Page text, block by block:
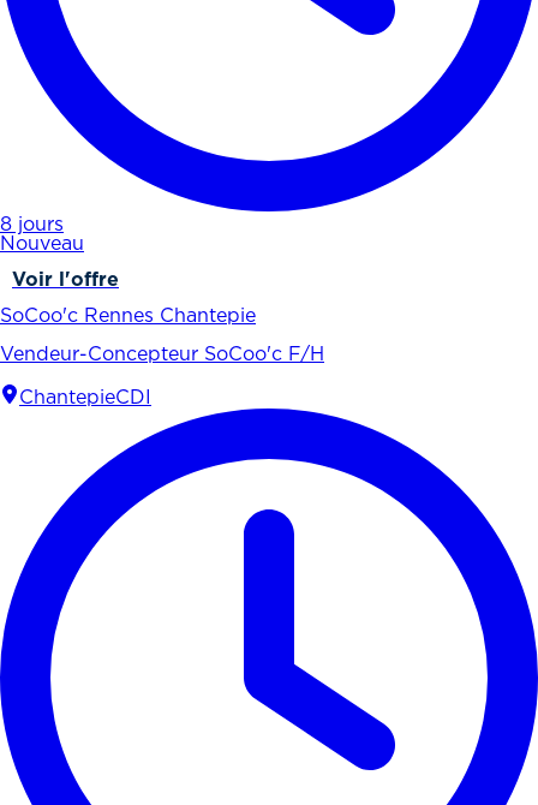
8 jours
Nouveau
Voir l'offre
SoCoo'c Rennes Chantepie
Vendeur-Concepteur SoCoo'c F/H
ChantepieCDI